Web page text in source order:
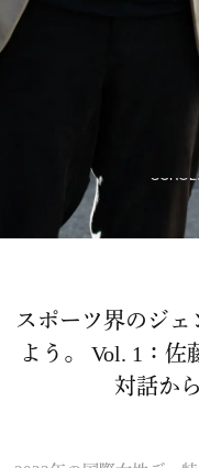
スポーツ界のジ
よう。
Vol. 1：佐
対話か